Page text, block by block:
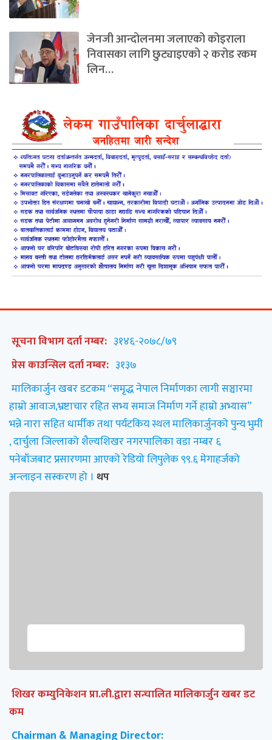
जेनजी आन्दोलनमा जलाएको कोइराला
निवासका लागि छुट्याइएको २ करोड रकम
लिन…
सूचना विभाग दर्ता नम्बर: ३१४६-२०७८/७९
प्रेस काउन्सिल दर्ता नम्बर: ३१३७
मालिकार्जुन खबर डटकम “समृद्ध नेपाल निर्माणका लागी सञ्चारमा
हाम्रो आवाज,भ्रष्टाचार रहित सभ्य समाज निर्माण गर्ने हाम्रो अभ्यास”
भन्ने नारा सहित धार्मीक तथा पर्यटकिय स्थल मालिकार्जुनको पुन्य भुमी
, दार्चुला जिल्लाको शैल्यशिखर नगरपालिका वडा नम्बर ६
पनेबाँजबाट प्रसारणमा आएको रेडियो लिपुलेक ९९.६ मेगाहर्जको
अन्लाइन सस्करण हो । थप
शिखर कम्युनिकेशन प्रा.ली.द्वारा सन्चालित मालिकार्जुन खबर डट
कम
Chairman & Managing Director: